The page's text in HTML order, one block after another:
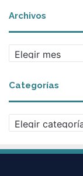
Archivos
r
h
i
Categorías
a
e